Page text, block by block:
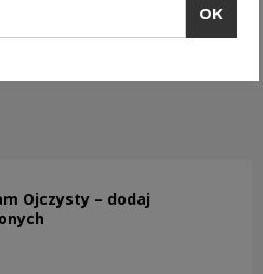
Ojczysty – dodaj
in a new window
OK